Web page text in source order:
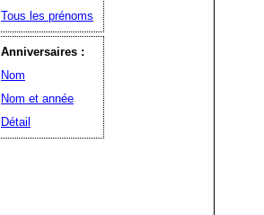
Tous les prénoms
Anniversaires :
Nom
Nom et année
Détail